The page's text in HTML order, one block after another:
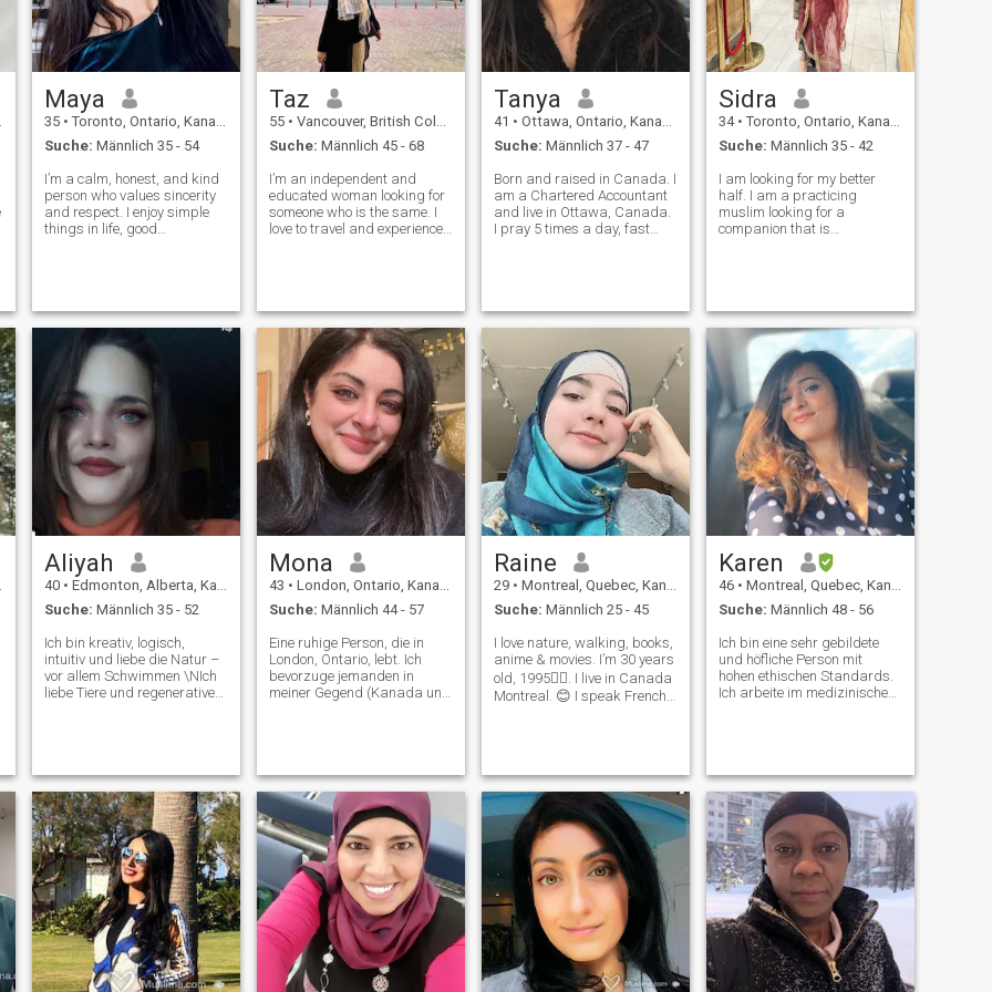
Maya
35 • Toronto, Ontario, Kanada
Suche: Männlich 35 - 54
I’m a calm, honest, and kind
person who values sincerity
and respect. I enjoy simple
things in life, good
believe that trust, patience,
and good intentio
Taz
55 • Vancouver, British Columbia, Kanada
Suche: Männlich 45 - 68
I’m an independent and
educated woman looking for
someone who is the same. I
love to travel and experience
who can join me on my
adventures.
Tanya
41 • Ottawa, Ontario, Kanada
Suche: Männlich 37 - 47
Born and raised in Canada. I
am a Chartered Accountant
and live in Ottawa, Canada.
I pray 5 times a day, fast
in the future. Currently taking
Quran lesson
Sidra
34 • Toronto, Ontario, Kanada
Suche: Männlich 35 - 42
I am looking for my better
half. I am a practicing
muslim looking for a
companion that is
drives. I have a passion for
cooking and baking.
Aliyah
40 • Edmonton, Alberta, Kanada
Suche: Männlich 35 - 52
Ich bin kreativ, logisch,
intuitiv und liebe die Natur –
vor allem Schwimmen \NIch
liebe Tiere und regenerative
gesunde Lebensmittel von
allen Kontinenten starke
Vorliebe für einen
hochintelligenten Mann mit
großem Herzen
Mona
43 • London, Ontario, Kanada
Suche: Männlich 44 - 57
Eine ruhige Person, die in
London, Ontario, lebt. Ich
bevorzuge jemanden in
meiner Gegend (Kanada und
und nicht in Kanada. Ich
habe bemerkt, dass die
meisten mein Profil nicht
lesen, also antworte ich nicht.
Tut Mir Leid. Und warum
hast du kein Foto?
Raine
29 • Montreal, Quebec, Kanada
Suche: Männlich 25 - 45
I love nature, walking, books,
anime & movies. I’m 30 years
old, 1995✌🏻. I live in Canada
Montreal. 😊 I speak French
Karen
46 • Montreal, Quebec, Kanada
Suche: Männlich 48 - 56
Ich bin eine sehr gebildete
und höfliche Person mit
hohen ethischen Standards.
Ich arbeite im medizinischen
ernsthaft. Ich bin schlau und
es macht Spaß, mit mir zu
reden. Ich bin geschieden
und habe zwei Teenager.
Bitte lesen Sie mein Profil
sorgfältig durch, bevor Sie
mich kontaktieren. Ich bin
nicht an Fernbeziehungen
interessiert. Ich bin nur auf
der Suche nach einer echten
Ehe. N. (im Folgenden "N") B:
Der angegebene Name ist
nicht mein richtiger Name.